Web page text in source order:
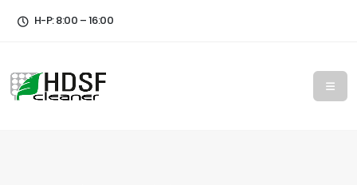
H-P: 8:00 – 16:00